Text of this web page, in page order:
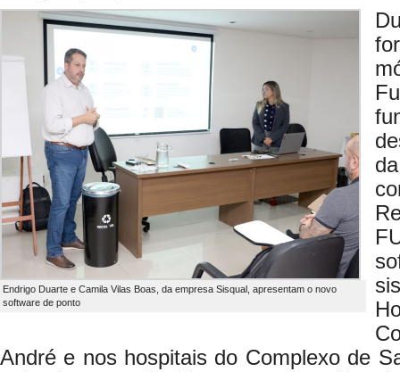
Endrigo Duarte e Camila Vilas Boas, da empresa Sisqual, apresentam o novo
software de ponto
André e nos hospitais do Complexo de